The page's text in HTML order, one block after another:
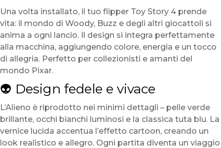
Una volta installato, il tuo flipper Toy Story 4 prende
vita: il mondo di Woody, Buzz e degli altri giocattoli si
anima a ogni lancio. Il design si integra perfettamente
alla macchina, aggiungendo colore, energia e un tocco
di allegria. Perfetto per collezionisti e amanti del
mondo Pixar.
👽 Design fedele e vivace
L’Alieno è riprodotto nei minimi dettagli – pelle verde
brillante, occhi bianchi luminosi e la classica tuta blu. La
vernice lucida accentua l’effetto cartoon, creando un
look realistico e allegro. Ogni partita diventa un viaggio